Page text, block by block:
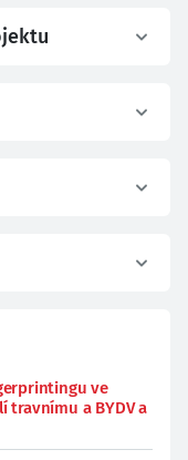
ve
travnímu a BYDV a